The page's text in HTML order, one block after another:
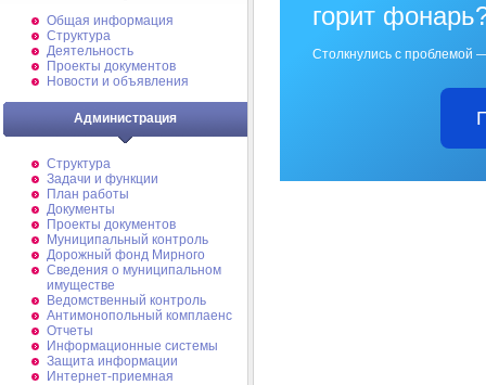
Общая информация
Структура
Деятельность
Проекты документов
Новости и объявления
Администрация
Структура
Задачи и функции
План работы
Документы
Проекты документов
Муниципальный контроль
Дорожный фонд Мирного
Cведения о муниципальном
имуществе
Ведомственный контроль
Антимонопольный комплаенс
Отчеты
Информационные системы
Защита информации
Интернет-приемная
горит
Столкнулись с проблемой